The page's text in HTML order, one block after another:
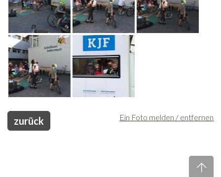
Ein Foto melden / entfernen
zurück